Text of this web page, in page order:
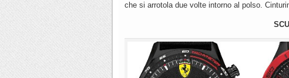
che si arrotola due volte intorno al polso.